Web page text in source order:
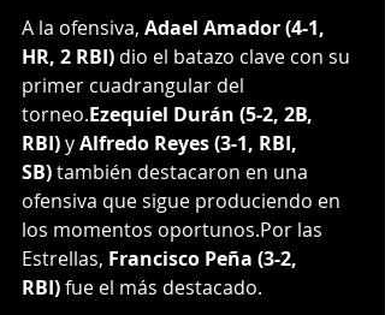
A la ofensiva, Adael Amador (4-1,
HR, 2 RBI) dio el batazo clave con su
primer cuadrangular del
torneo.Ezequiel Durán (5-2, 2B,
RBI) y Alfredo Reyes (3-1, RBI,
SB) también destacaron en una
ofensiva que sigue produciendo en
los momentos oportunos.Por las
Estrellas, Francisco Peña (3-2,
RBI) fue el más destacado.